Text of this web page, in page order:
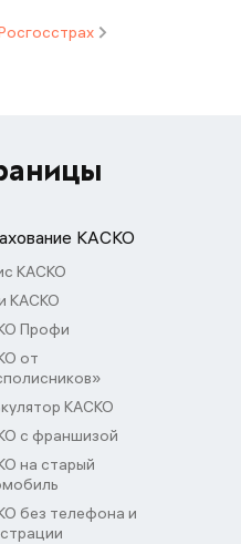
КАСКО
КАСКО
КАСКО
Профи
от
КАСКО
с франшизой
на старый
без телефона и